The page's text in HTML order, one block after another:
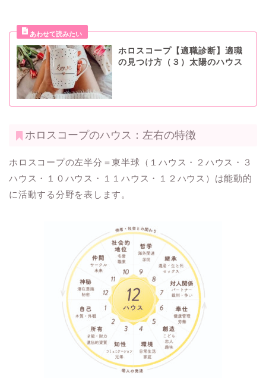
ホロスコープ【適職診断】適職
の見つけ方（３）太陽のハウス
ホロスコープのハウス：左右の特徴
ホロスコープの左半分＝東半球（１ハウス・２ハウス・３
ハウス・１０ハウス・１１ハウス・１２ハウス）は能動的
に活動する分野を表します。